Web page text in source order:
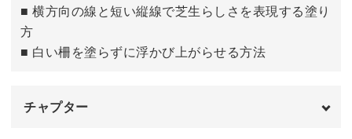
■ 横方向の線と短い縦線で芝生らしさを表現する塗り
方
■ 白い柵を塗らずに浮かび上がらせる方法
チャプター